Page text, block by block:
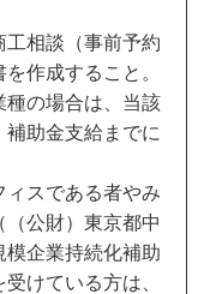
工相談（事前予約
作成すること。
種の場合は、当該
助金支給までに
スである者やみ
公財）東京都中
企業持続化補助
けている方は、